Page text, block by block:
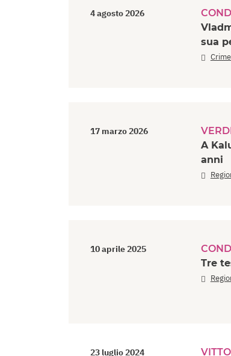
4 agosto 2026
sua
17 marzo 2026
A
anni
10 aprile 2025
Tre
23 luglio 2024